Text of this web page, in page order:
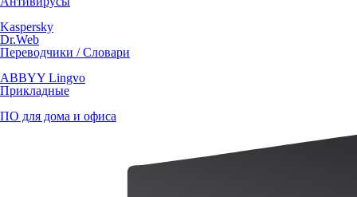
Kaspersky
Dr.Web
Переводчики / Словари
ABBYY Lingvo
Прикладные
ПО для дома и офиса